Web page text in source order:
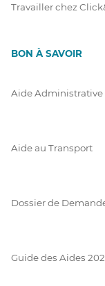
Travailler chez
BON À SAVOIR
Aide Administrative
Aide au Transport
Dossier de
Guide des Aides